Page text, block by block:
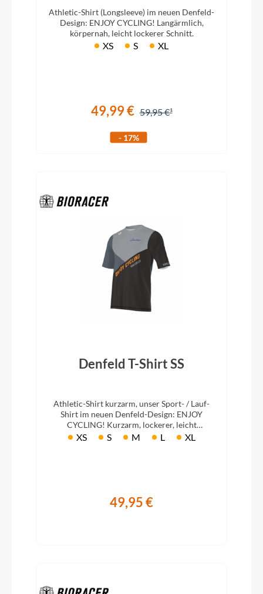
Athletic-Shirt (Longsleeve) im neuen Denfeld-
Design: ENJOY CYCLING! Langärmlich,
körpernah, leicht lockerer Schnitt.
XS S XL
49,99 € 59,95 €
- 17%
Denfeld T-Shirt SS
Athletic-Shirt kurzarm, unser Sport- / Lauf-
Shirt im neuen Denfeld-Design: ENJOY
CYCLING! Kurzarm, lockerer, leicht
körpernaher Schnitt aber komfortabel.
XS S M L XL
49,95 €